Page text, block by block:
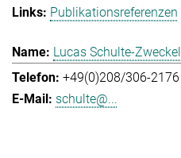
Publikationsreferenzen
Lucas Schulte-Zweckel
+49(0)208/306-2176
schulte@...